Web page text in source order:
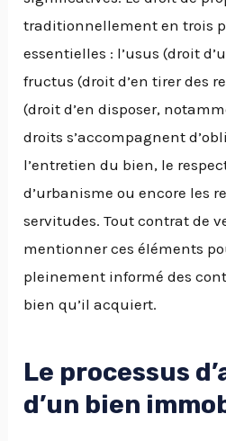
traditionnellement en trois
essentielles : l’usus (droit
fructus (droit d’en tirer des
(droit d’en disposer,
droits s’accompagnent
l’entretien du bien, le
d’urbanisme ou encore les
servitudes. Tout contrat de
mentionner ces éléments
pleinement informé des
bien qu’il acquiert.
Le processus
d’un bien